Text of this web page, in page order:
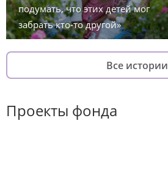
подумать, что этих детей мог
забрать кто-то другой»
Все истории
Проекты фонда